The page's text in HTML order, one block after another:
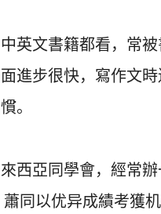
英文書籍都看， 常
進步很快，寫作文時
。
西亞同學會，經常辦
蕭同以优异成績考獲